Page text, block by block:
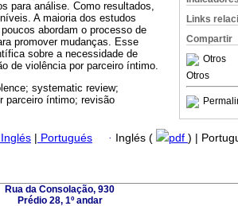
Links
Compartir
Otros
Otros
para análise. Como resultados,
A maioria dos estudos
abordam o processo de
promover mudanças. Esse
sobre a necessidade de
de violência por parceiro íntimo.
systematic review;
parceiro íntimo; revisão
| Portugués · Inglés ( pdf ) |
Rua da Consolação, 930
Prédio 28, 1º andar